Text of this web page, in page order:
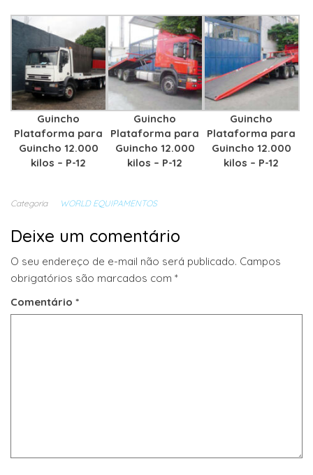
Guincho
Plataforma para
Guincho 12.000
kilos – P-12
Guincho
Plataforma para
Guincho 12.000
kilos – P-12
Guincho
Plataforma para
Guincho 12.000
kilos – P-12
Categoria WORLD EQUIPAMENTOS
Deixe um comentário
O seu endereço de e-mail não será publicado. Campos
obrigatórios são marcados com *
Comentário *